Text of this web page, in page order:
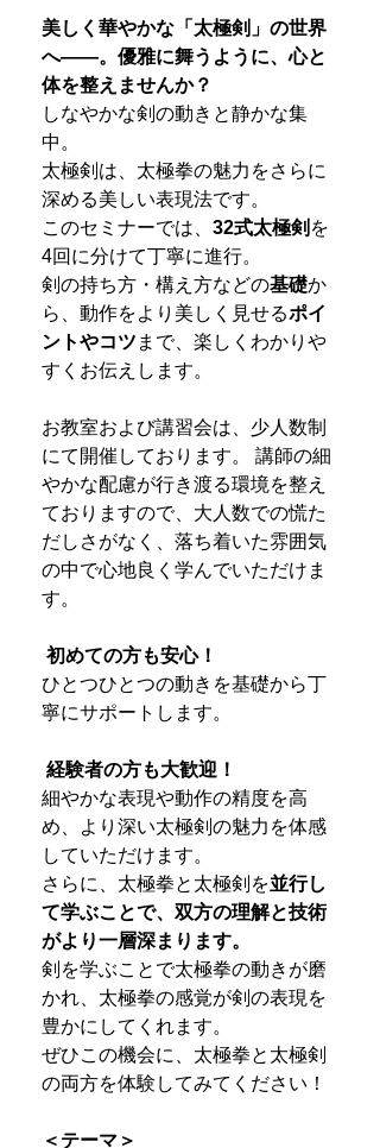
美しく華やかな「太極剣」の世界
へ――。優雅に舞うように、心と
体を整えませんか？
しなやかな剣の動きと静かな集
中。
太極剣は、太極拳の魅力をさらに
深める美しい表現法です。
このセミナーでは、 32式太極剣 を
4回に分けて丁寧に進行。
剣の持ち方・構え方などの基礎か
ら、動作をより美しく見せるポイ
ントやコツ まで、楽しくわかりや
すくお伝えします。
お教室および講習会は、少人数制
にて開催しております。 講師の細
やかな配慮が行き渡る環境を整え
ておりますので、大人数での慌た
だしさがなく、落ち着いた雰囲気
の中で心地良く学んでいただけま
す。
初めての方も安心！
ひとつひとつの動きを基礎から丁
寧にサポートします。
経験者の方も大歓迎！
細やかな表現や動作の精度を高
め、より深い太極剣の魅力を体感
していただけます。
さらに、太極拳と太極剣を並行し
て学ぶことで、双方の理解と技術
がより一層深まります。
剣を学ぶことで太極拳の動きが磨
かれ、太極拳の感覚が剣の表現を
豊かにしてくれます。
ぜひこの機会に、太極拳と太極剣
の両方を体験してみてください！
＜テーマ＞